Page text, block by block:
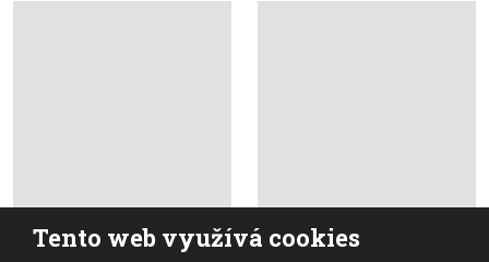
14516 14517
Tento web využívá cookies